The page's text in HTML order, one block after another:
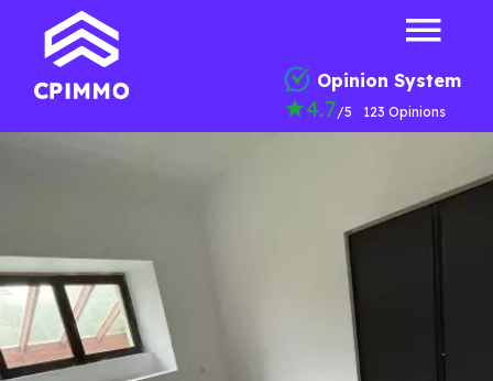
Opinion System
4.7/5 123 Opinions